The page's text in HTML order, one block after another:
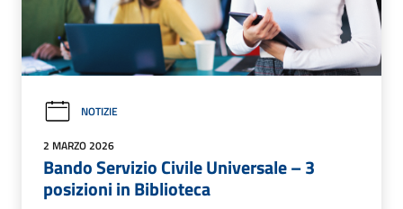
NOTIZIE
2 MARZO 2026
Bando Servizio Civile Universale – 3
posizioni in Biblioteca